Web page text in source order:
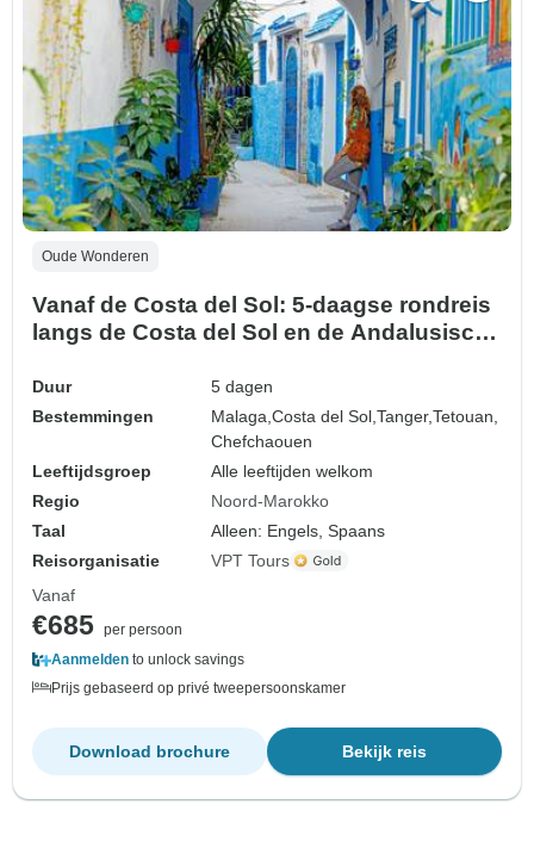
Oude Wonderen
Vanaf de Costa del Sol: 5-daagse rondreis
langs de Costa del Sol en de Andalusische
Duur
5 dagen
Bestemmingen
Malaga,Costa del Sol,Tanger,Tetouan,
Chefchaouen
Leeftijdsgroep
Alle leeftijden welkom
Regio
Noord-Marokko
Taal
Alleen: Engels, Spaans
Reisorganisatie
VPT Tours
Vanaf
€685 per persoon
Aanmelden to unlock savings
Prijs gebaseerd op privé tweepersoonskamer
Bekijk reis
Download brochure